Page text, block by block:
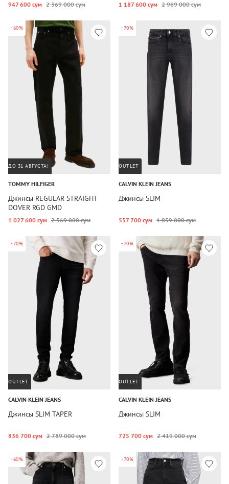
947 600 сум 2 369 000 сум 1 187 600 сум 2 969 000 сум
-60%
ДО 31 АВГУСТА!
TOMMY HILFIGER
Джинсы REGULAR STRAIGHT
DOVER RGD GMD
1 027 600 сум 2 569 000 сум
-70%
OUTLET
CALVIN KLEIN JEANS
Джинсы SLIM
557 700 сум 1 859 000 сум
-70%
OUTLET
CALVIN KLEIN JEANS
Джинсы SLIM TAPER
836 700 сум 2 789 000 сум
-70%
OUTLET
CALVIN KLEIN JEANS
Джинсы SLIM
725 700 сум 2 419 000 сум
-60% -70%